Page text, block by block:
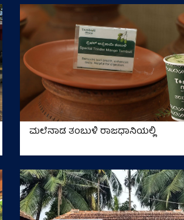
ಮಲೆನಾಡ ತಂಬುಳಿ ರಾಜಧಾನಿಯಲ್ಲಿ